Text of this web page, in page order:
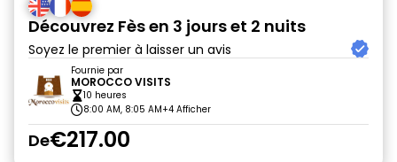
Découvrez Fès en 3 jours et 2 nuits
Soyez le premier à laisser un avis
Fournie par
MOROCCO VISITS
10 heures
8:00 AM, 8:05 AM+4 Afficher
De€217.00